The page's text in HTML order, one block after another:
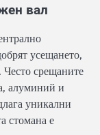
вал
усещането,
срещаните
алуминий и
уникални
стомана е